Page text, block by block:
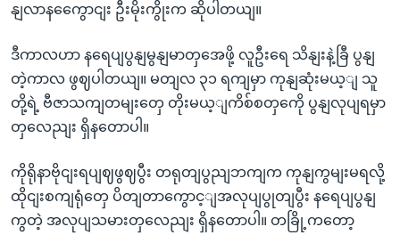
နျလာနကွေောငျး ဦးမိုးကွိုးက ဆိုပါတယျ။
ဒီကာလဟာ နရေပျပွနျမွနျမာတှအေဖို့ လူဦးရေ သိနျးနဲ့ခြီ ပွနျ
တဲ့ကာလ ဖွဈပါတယျ။ မတျလ ၃၁ ရကျမှာ ကုနျဆုံးမယ့ျ သူ
တို့ရဲ့ ဗီဇာသကျတမျးတှေ တိုးမယ့ျကိစ်စတှကေို ပွနျလုပျရမှာ
တှလေညျး ရှိနတောပါ။
ကိုရိုနာဗိုငျးရပျဈဖွဈပွီး တရုတျပွညျဘကျက ကုနျကွမျးမရလို့
ထိုငျးစကျရုံတှေ ပိတျတာကွောင့ျအလုပျပွုတျပွီး နရေပျပွနျ
ကွတဲ့ အလုပျသမားတှလေညျး ရှိနတောပါ။ တခြို့ကတော့